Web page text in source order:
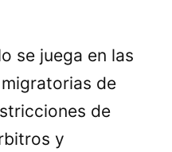
se juega en las
de
de
y